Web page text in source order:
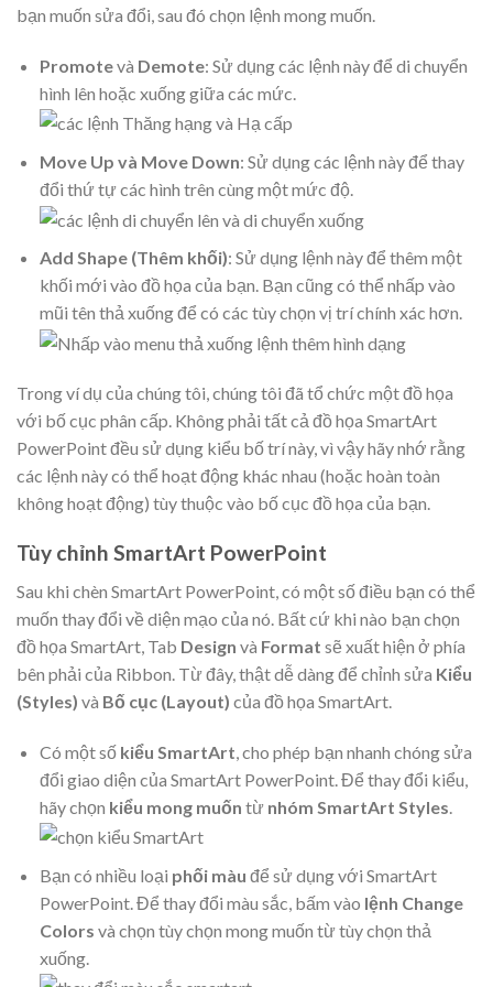
bạn muốn sửa đổi, sau đó chọn lệnh mong muốn.
Promotevà Demote: Sử dụng các lệnh này để di chuyển
hình lên hoặc xuống giữa các mức.
Move Up và Move Down: Sử dụng các lệnh này để thay
đổi thứ tự các hình trên cùng một mức độ.
Add Shape (Thêm khối): Sử dụng lệnh này để thêm một
khối mới vào đồ họa của bạn. Bạn cũng có thể nhấp vào
mũi tên thả xuống để có các tùy chọn vị trí chính xác hơn.
Trong ví dụ của chúng tôi, chúng tôi đã tổ chức một đồ họa
với bố cục phân cấp. Không phải tất cả đồ họa SmartArt
PowerPoint đều sử dụng kiểu bố trí này, vì vậy hãy nhớ rằng
các lệnh này có thể hoạt động khác nhau (hoặc hoàn toàn
không hoạt động) tùy thuộc vào bố cục đồ họa của bạn.
Tùy chỉnh SmartArt PowerPoint
Sau khi chèn SmartArt PowerPoint, có một số điều bạn có thể
muốn thay đổi về diện mạo của nó. Bất cứ khi nào bạn chọn
đồ họa SmartArt, Tab Design và Format sẽ xuất hiện ở phía
bên phải của Ribbon. Từ đây, thật dễ dàng để chỉnh sửa Kiểu
(Styles) và Bố cục (Layout) của đồ họa SmartArt.
Có một số kiểu SmartArt , cho phép bạn nhanh chóng sửa
đổi giao diện của SmartArt PowerPoint. Để thay đổi kiểu,
hãy chọn kiểu mong muốn từnhóm SmartArt Styles
Bạn có nhiều loại phối màu để sử dụng với SmartArt
PowerPoint. Để thay đổi màu sắc, bấm vào lệnh Change
Colors và chọn tùy chọn mong muốn từ tùy chọn thả
xuống.